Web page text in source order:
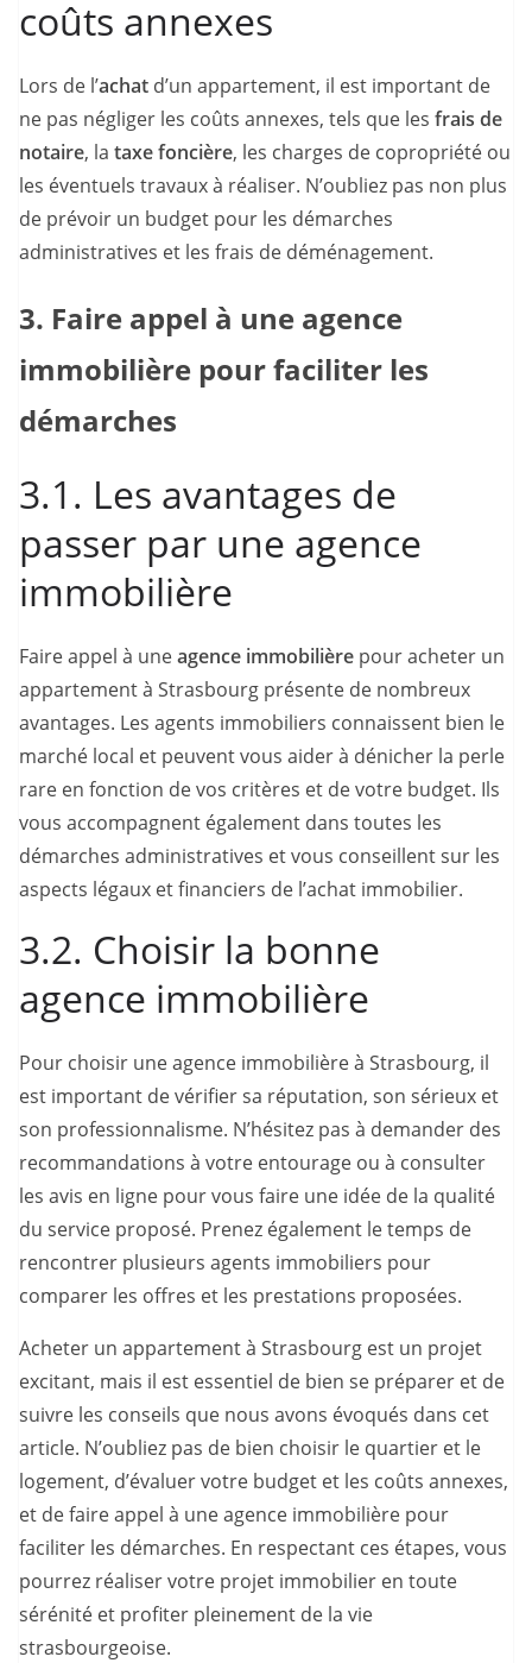
coûts annexes
Lors de l’achat d’un appartement, il est important de
ne pas négliger les coûts annexes, tels que les frais de
notaire, la taxe foncière, les charges de copropriété ou
les éventuels travaux à réaliser. N’oubliez pas non plus
de prévoir un budget pour les démarches
administratives et les frais de déménagement.
3. Faire appel à une agence
immobilière pour faciliter les
démarches
3.1. Les avantages de
passer par une agence
immobilière
Faire appel à uneagence immobilière pour acheter un
appartement à Strasbourg présente de nombreux
avantages. Les agents immobiliers connaissent bien le
marché local et peuvent vous aider à dénicher la perle
rare en fonction de vos critères et de votre budget. Ils
vous accompagnent également dans toutes les
démarches administratives et vous conseillent sur les
aspects légaux et financiers de l’achat immobilier.
3.2. Choisir la bonne
agence immobilière
Pour choisir une agence immobilière à Strasbourg, il
est important de vérifier sa réputation, son sérieux et
son professionnalisme. N’hésitez pas à demander des
recommandations à votre entourage ou à consulter
les avis en ligne pour vous faire une idée de la qualité
du service proposé. Prenez également le temps de
rencontrer plusieurs agents immobiliers pour
comparer les offres et les prestations proposées.
Acheter un appartement à Strasbourg est un projet
excitant, mais il est essentiel de bien se préparer et de
suivre les conseils que nous avons évoqués dans cet
article. N’oubliez pas de bien choisir le quartier et le
logement, d’évaluer votre budget et les coûts annexes,
et de faire appel à une agence immobilière pour
faciliter les démarches. En respectant ces étapes, vous
pourrez réaliser votre projet immobilier en toute
sérénité et profiter pleinement de la vie
strasbourgeoise.